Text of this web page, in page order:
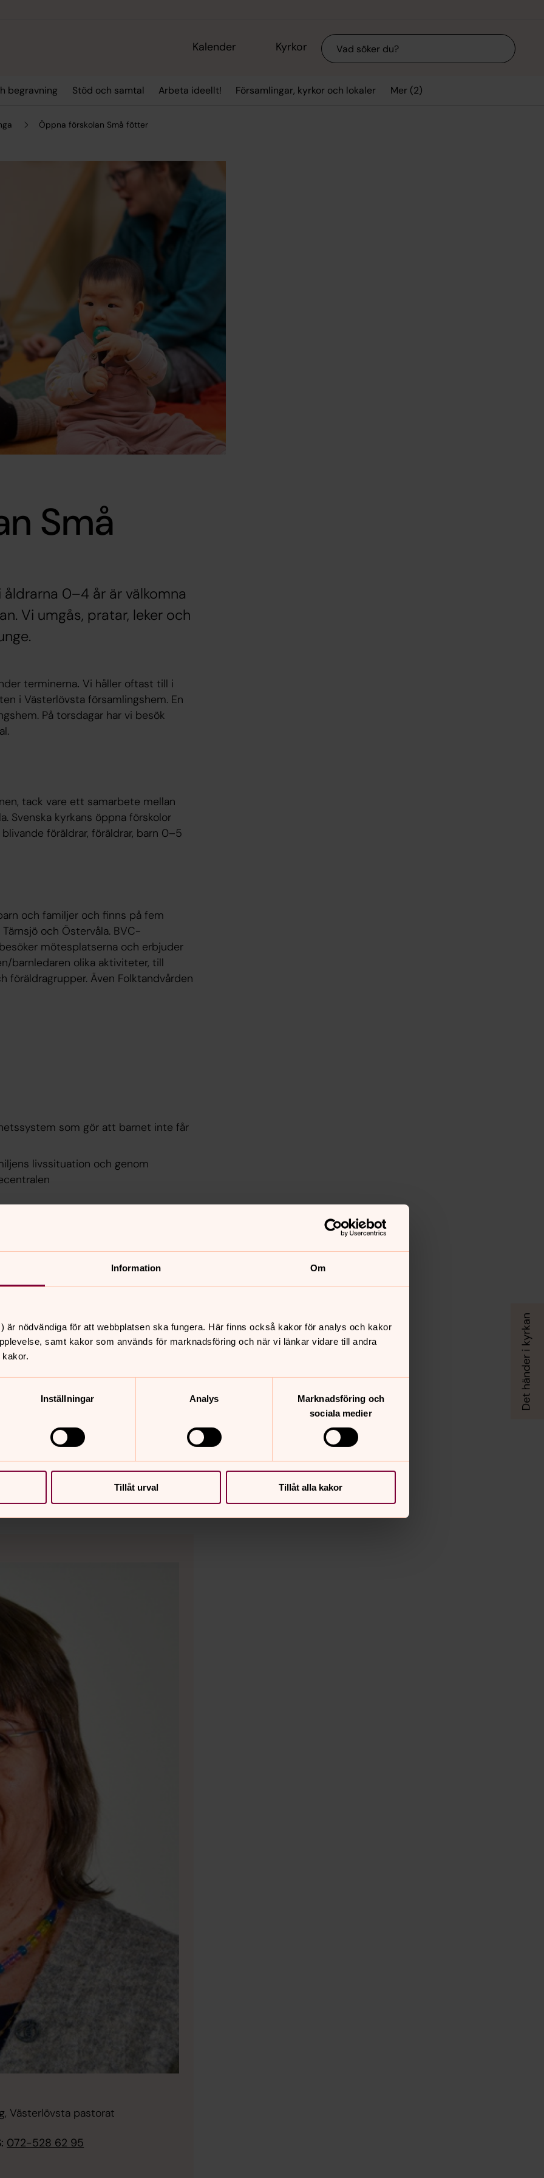
Information Om
är nödvändiga för att webbplatsen ska fungera. Här finns också kakor för analys och kakor
samt kakor som används för marknadsföring och när vi länkar vidare till andra
Inställningar Analys
Marknadsföring och
sociala medier
Tillåt urval Tillåt alla kakor
Kalender Kyrkor Sök
begravning Stöd och samtal Arbeta ideellt! Församlingar, kyrkor och lokaler Mer (2)
Öppna förskolan Små fötter
Små
0–4 år är välkomna
Vi umgås, pratar, leker och
terminerna. Vi håller oftast till i
i Västerlövsta församlingshem. En
På torsdagar har vi besök
tack vare ett samarbete mellan
Svenska kyrkans öppna förskolor
föräldrar, föräldrar, barn 0–5
och familjer och finns på fem
och Östervåla. BVC-
mötesplatserna och erbjuder
barnledaren olika aktiviteter, till
föräldragrupper. Även Folktandvården
som gör att barnet inte får
livssituation och genom
för barn
finns på avvikande utveckling
och föräldrar
med barn
webbplats
Västerlövsta pastorat
072-528 62 95